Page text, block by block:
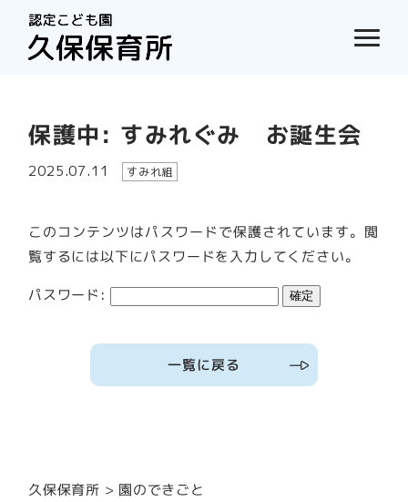
保護中: すみれぐみ お誕生会
2025.07.11 すみれ組
このコンテンツはパスワードで保護されています。閲
覧するには以下にパスワードを入力してください。
パスワード:
一覧に戻る
久保保育所 園のできごと